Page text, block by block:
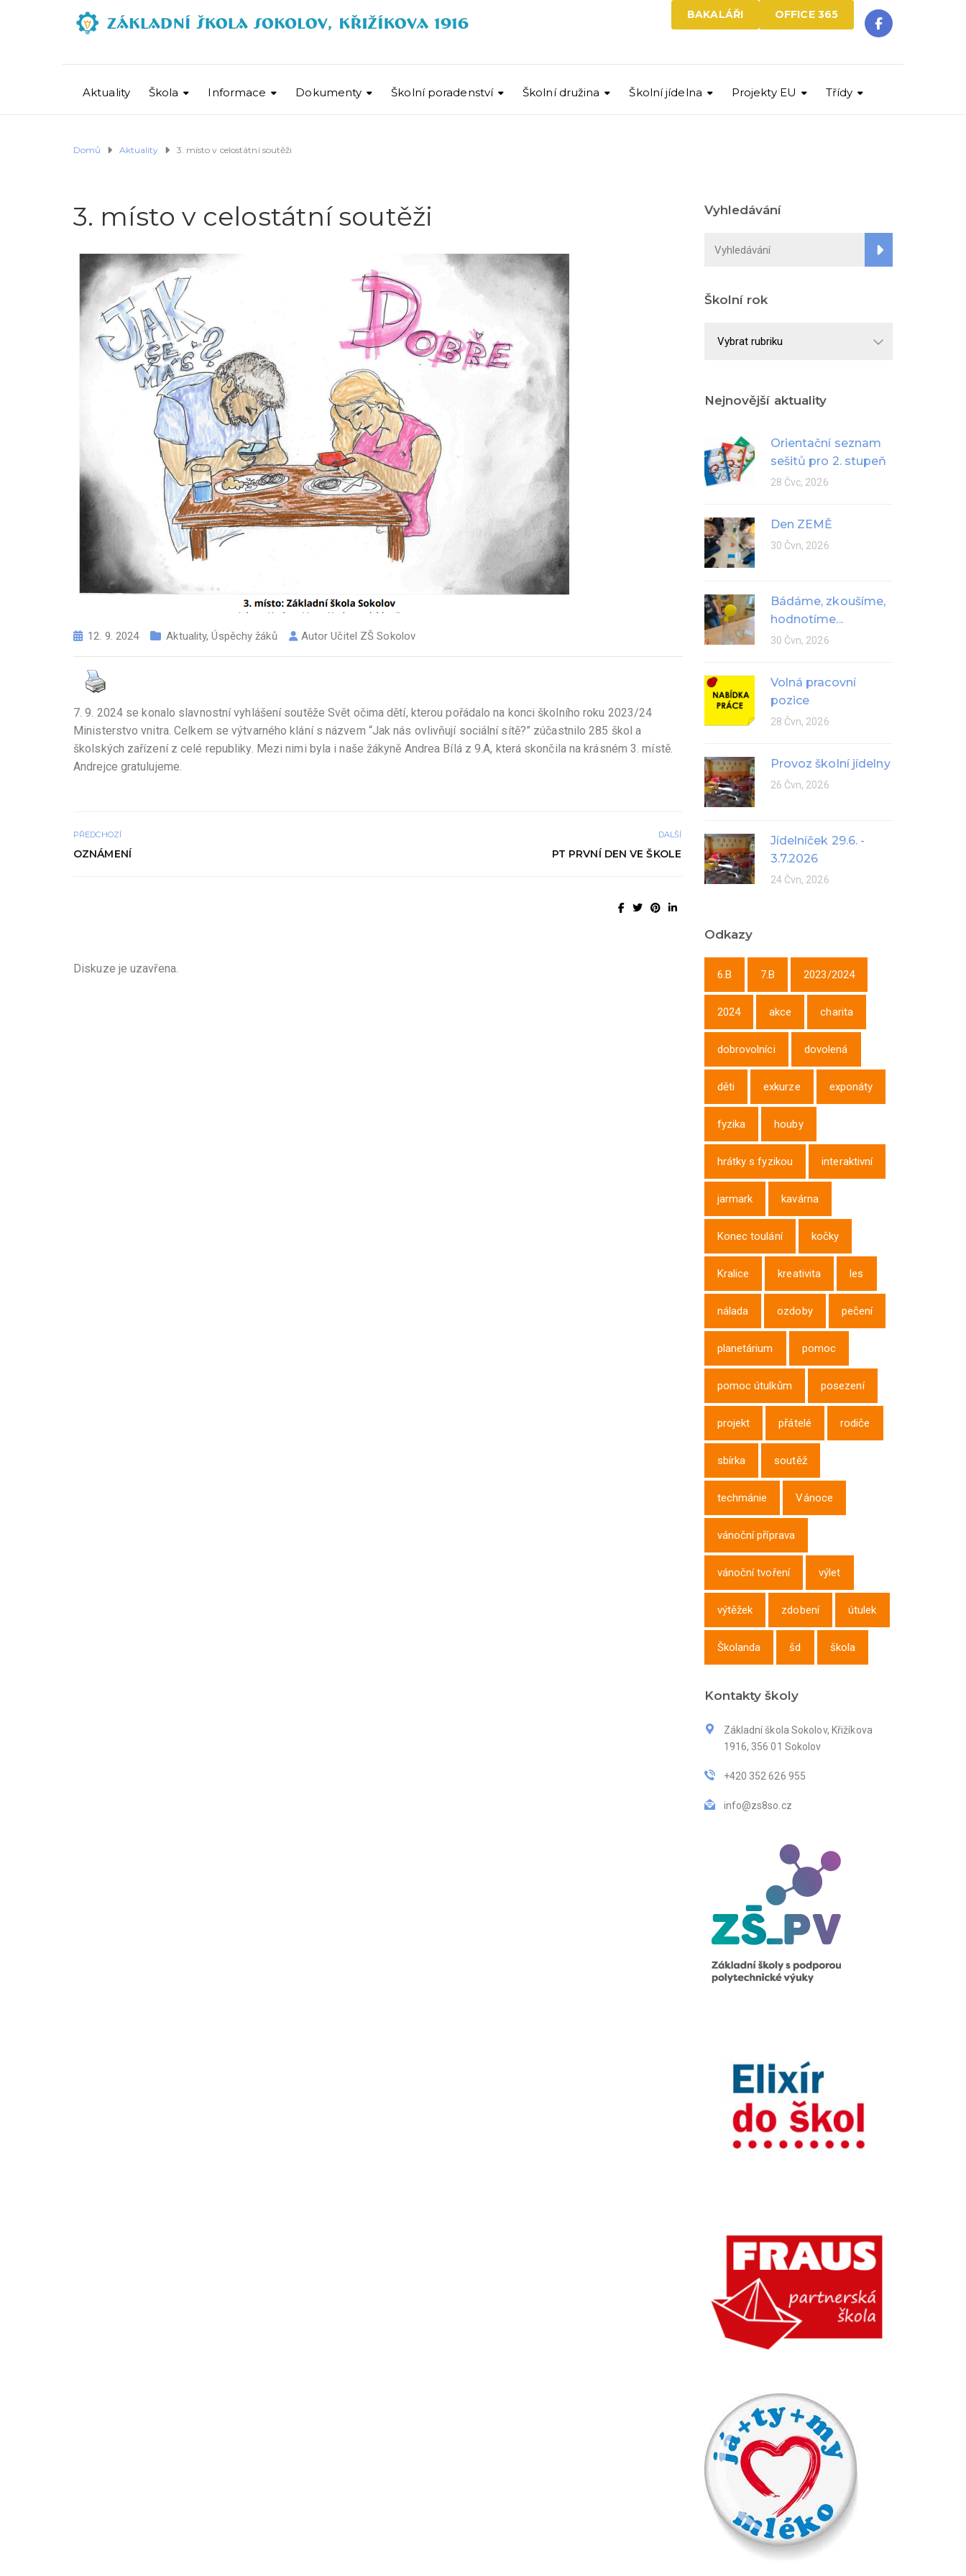
OFFICE 365
BAKALÁŘI
Aktuality Škola Informace Dokumenty Školní poradenství Školní družina Školní jídelna Projekty EU Třídy
Domů Aktuality 3. místo v celostátní soutěži
3. místo v celostátní soutěži
12. 9. 2024 Aktuality,Úspěchy žáků AutorUčitel ZŠ Sokolov
7. 9. 2024 se konalo slavnostní vyhlášení soutěže Svět očima dětí, kterou pořádalo na konci školního roku 2023/24
Ministerstvo vnitra. Celkem se výtvarného klání s názvem “Jak nás ovlivňují sociální sítě?” zúčastnilo 285 škol a
školských zařízení z celé republiky. Mezi nimi byla i naše žákyně Andrea Bílá z 9.A, která skončila na krásném 3. místě.
Andrejce gratulujeme.
PŘEDCHOZÍ
OZNÁMENÍ
DALŠÍ
PT PRVNÍ DEN VE ŠKOLE
Diskuze je uzavřena.
Vyhledávání
Školní rok
Nejnovější aktuality
Orientační seznam
sešitů pro 2. stupeň
28 Čvc, 2026
Den ZEMĚ
30 Čvn, 2026
Bádáme, zkoušíme,
hodnotíme...
30 Čvn, 2026
Volná pracovní
pozice
28 Čvn, 2026
Provoz školní jídelny
26 Čvn, 2026
Jídelníček 29.6. -
3.7.2026
24 Čvn, 2026
Odkazy
6.B 7.B 2023/2024
2024 akce charita
dobrovolníci dovolená
děti exkurze exponáty
fyzika houby
hrátky s fyzikou interaktivní
jarmark kavárna
Konec toulání kočky
Kralice kreativita les
nálada ozdoby pečení
planetárium pomoc
pomoc útulkům posezení
projekt přátelé rodiče
sbírka soutěž
techmánie Vánoce
vánoční příprava
vánoční tvoření výlet
výtěžek zdobení útulek
Školanda šd škola
Kontakty školy
Základní škola Sokolov, Křižíkova
1916, 356 01 Sokolov
+420 352 626 955
info@zs8so.cz